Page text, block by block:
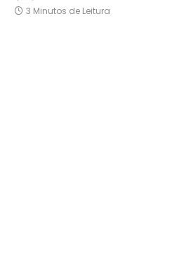
3 Minutos de Leitura